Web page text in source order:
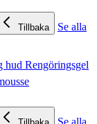
Tillbaka
Se alla
hud Rengöringsgel